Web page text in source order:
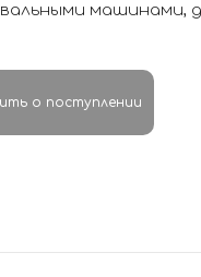
машинами,
о поступлении